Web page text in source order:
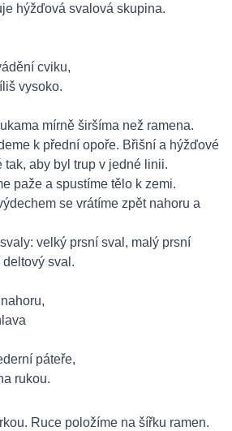
hýžďová svalová skupina.
cviku,
vysoko.
mírně širšíma než ramena.
k přední opoře. Břišní a hýžďové
tak, aby byl trup v jedné linii.
paže a spustíme tělo k zemi.
se vrátíme zpět nahoru a
velký prsní sval, malý prsní
sval.
páteře,
rukou.
Ruce položíme na šířku ramen.